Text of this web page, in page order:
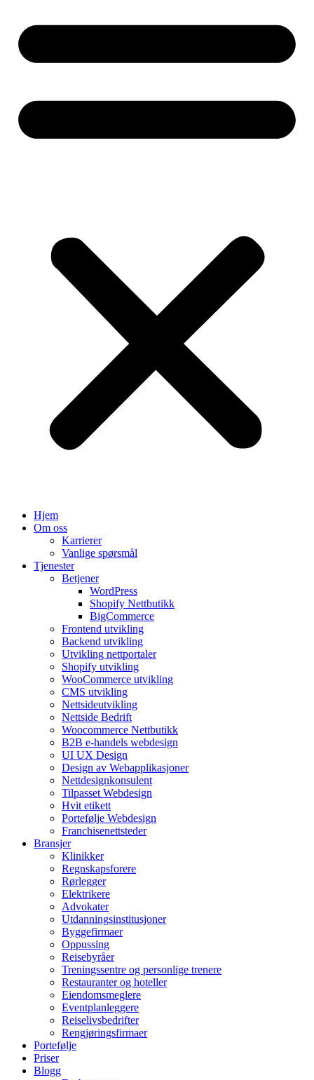
Hjem
Om oss
Karrierer
Vanlige spørsmål
Tjenester
Betjener
WordPress
Shopify Nettbutikk
BigCommerce
Frontend utvikling
Backend utvikling
Utvikling nettportaler
Shopify utvikling
WooCommerce utvikling
CMS utvikling
Nettsideutvikling
Nettside Bedrift
Woocommerce Nettbutikk
B2B e-handels webdesign
UI UX Design
Design av Webapplikasjoner
Nettdesignkonsulent
Tilpasset Webdesign
Hvit etikett
Portefølje Webdesign
Franchisenettsteder
Bransjer
Klinikker
Regnskapsforere
Rørlegger
Elektrikere
Advokater
Utdanningsinstitusjoner
Byggefirmaer
Oppussing
Reisebyråer
Treningssentre og personlige trenere
Restauranter og hoteller
Eiendomsmeglere
Eventplanleggere
Reiselivsbedrifter
Rengjøringsfirmaer
Portefølje
Priser
Blogg